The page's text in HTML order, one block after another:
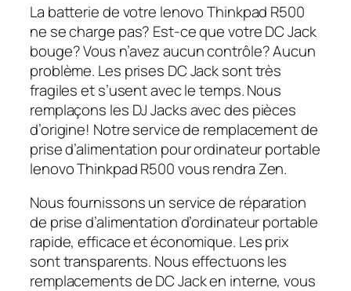
La batterie de votre lenovo Thinkpad R500
ne se charge pas? Est-ce que votre DC Jack
bouge? Vous n’avez aucun contrôle? Aucun
problème. Les prises DC Jack sont très
fragiles et s’usent avec le temps. Nous
remplaçons les DJ Jacks avec des pièces
d’origine! Notre service de remplacement de
prise d’alimentation pour ordinateur portable
lenovo Thinkpad R500 vous rendra Zen.
Nous fournissons un service de réparation
de prise d’alimentation d’ordinateur portable
rapide, efficace et économique. Les prix
sont transparents. Nous effectuons les
remplacements de DC Jack en interne, vous